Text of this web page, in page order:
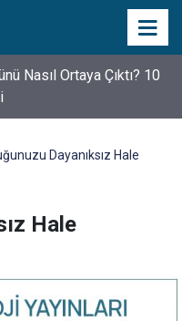
Nasıl Ortaya Çıktı? 10
Dayanıksız Hale
Hale